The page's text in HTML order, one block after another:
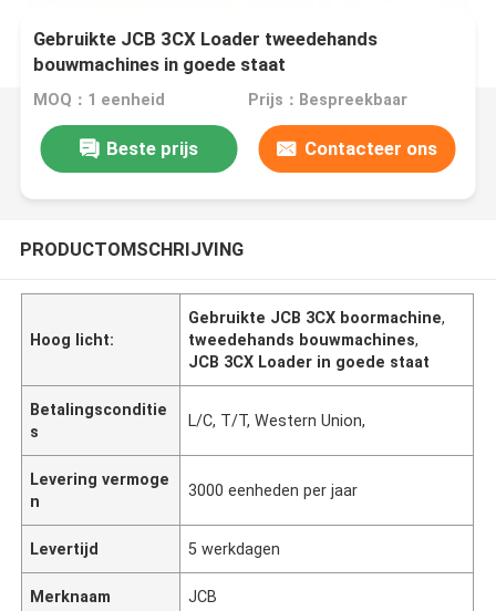
Gebruikte JCB 3CX Loader tweedehands
bouwmachines in goede staat
MOQ：1 eenheid Prijs：Bespreekbaar
Beste prijs Contacteer ons
PRODUCTOMSCHRIJVING
Hoog licht:
Gebruikte JCB 3CX boormachine,
tweedehands bouwmachines,
JCB 3CX Loader in goede staat
Betalingsconditie
s
L/C, T/T, Western Union,
Levering vermoge
n
3000 eenheden per jaar
Levertijd 5 werkdagen
Merknaam JCB